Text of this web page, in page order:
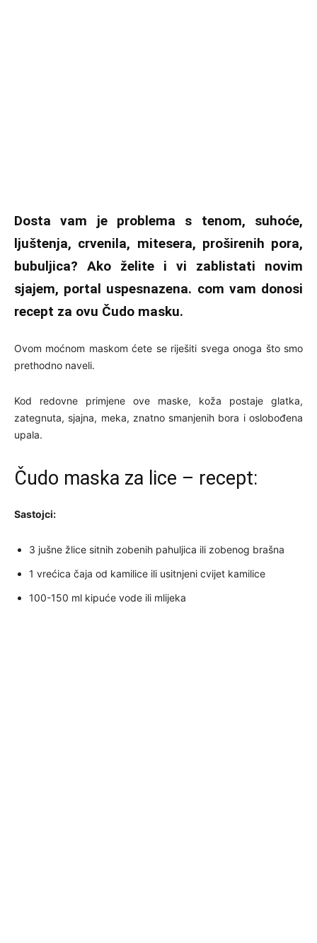
Dosta vam je problema s tenom, suhoće,
ljuštenja, crvenila, mitesera, proširenih pora,
bubuljica? Ako želite i vi zablistati novim
sjajem, portal uspesnazena. com vam donosi
recept za ovu Čudo masku.
Ovom moćnom maskom ćete se riješiti svega onoga što smo
prethodno naveli.
Kod redovne primjene ove maske, koža postaje glatka,
zategnuta, sjajna, meka, znatno smanjenih bora i oslobođena
upala.
Čudo maska za lice – recept:
Sastojci:
3 jušne žlice sitnih zobenih pahuljica ili zobenog brašna
1 vrećica čaja od kamilice ili usitnjeni cvijet kamilice
100-150 ml kipuće vode ili mlijeka